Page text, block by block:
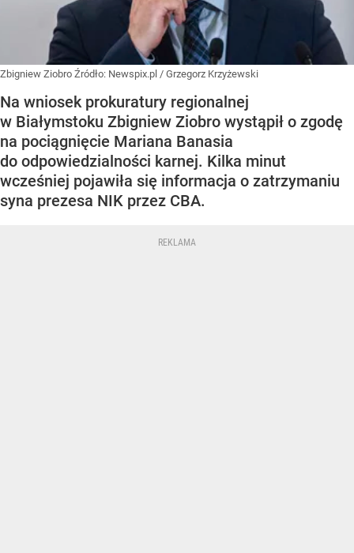
Zbigniew Ziobro Źródło: Newspix.pl / Grzegorz Krzyżewski
Na wniosek prokuratury regionalnej
w Białymstoku Zbigniew Ziobro wystąpił o zgodę
na pociągnięcie Mariana Banasia
do odpowiedzialności karnej. Kilka minut
wcześniej pojawiła się informacja o zatrzymaniu
syna prezesa NIK przez CBA.